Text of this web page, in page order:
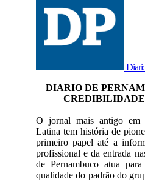
DIARIO DE
O jornal mais antigo em
Latina tem história de
primeiro papel até a
profissional e da entrada
de Pernambuco atua
qualidade do padrão do